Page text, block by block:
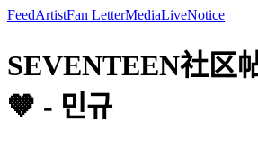
FeedArtistFan LetterMediaLiveNotice
SEVENTEEN社区
🤎 - 민규